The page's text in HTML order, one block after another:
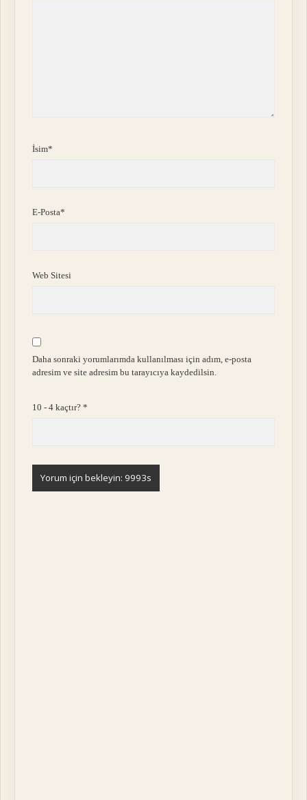
İsim*
E-Posta*
Web Sitesi
Daha sonraki yorumlarımda kullanılması için adım, e-posta
adresim ve site adresim bu tarayıcıya kaydedilsin.
10 - 4 kaçtır?*